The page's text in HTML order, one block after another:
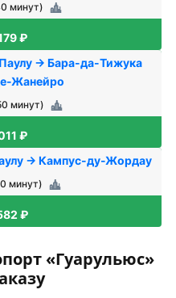
минут)
₽
→ Бара-да-Тижука
Жанейро
минут)
₽
→ Кампус-ду-Жордау
минут)
₽
«Гуарульюс»